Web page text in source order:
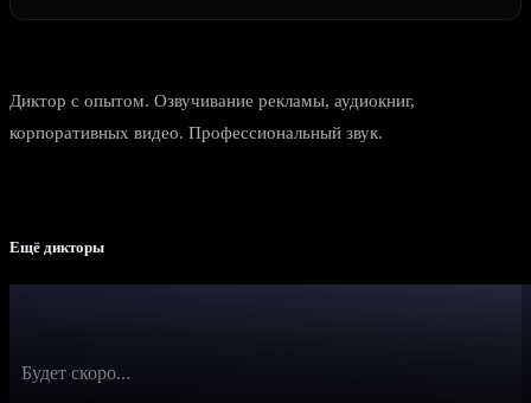
Диктор с опытом. Озвучивание рекламы, аудиокниг,
корпоративных видео. Профессиональный звук.
Ещё дикторы
Будет скоро...